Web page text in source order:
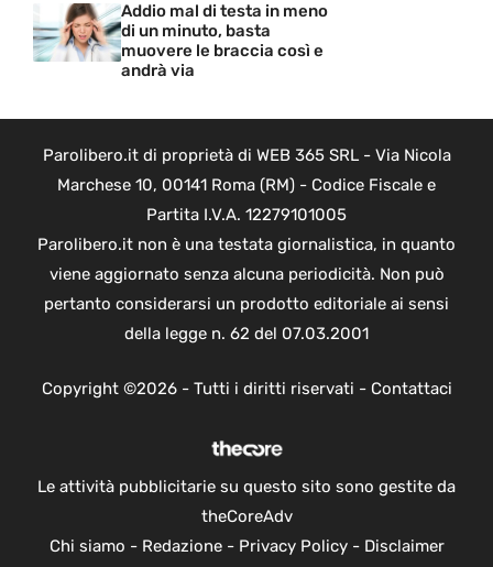
Addio mal di testa in meno
di un minuto, basta
muovere le braccia così e
andrà via
Parolibero.it di proprietà di WEB 365 SRL - Via Nicola
Marchese 10, 00141 Roma (RM) - Codice Fiscale e
Partita I.V.A. 12279101005
Parolibero.it non è una testata giornalistica, in quanto
viene aggiornato senza alcuna periodicità. Non può
pertanto considerarsi un prodotto editoriale ai sensi
della legge n. 62 del 07.03.2001
Copyright ©2026 - Tutti i diritti riservati - Contattaci
Le attività pubblicitarie su questo sito sono gestite da
theCoreAdv
Chi siamo - Redazione- Privacy Policy- Disclaimer